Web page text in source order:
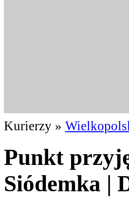
Kurierzy »
Punkt
Siódemka |